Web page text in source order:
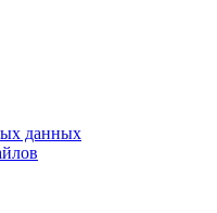
данных